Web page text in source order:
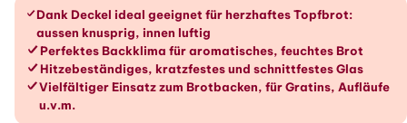
Die Vorteile im Überblick
Dank Deckel ideal geeignet für herzhaftes Topfbrot:
aussen knusprig, innen luftig
Perfektes Backklima für aromatisches, feuchtes Brot
Hitzebeständiges, kratzfestes und schnittfestes Glas
Vielfältiger Einsatz zum Brotbacken, für Gratins, Aufläufe
u.v.m.